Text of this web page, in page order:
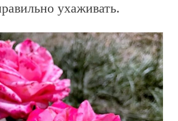
ухаживать.